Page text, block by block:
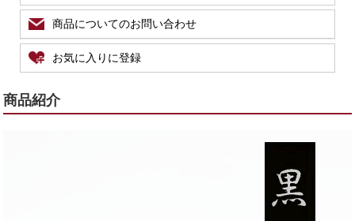
商品についてのお問い合わせ
お気に入りに登録
商品紹介